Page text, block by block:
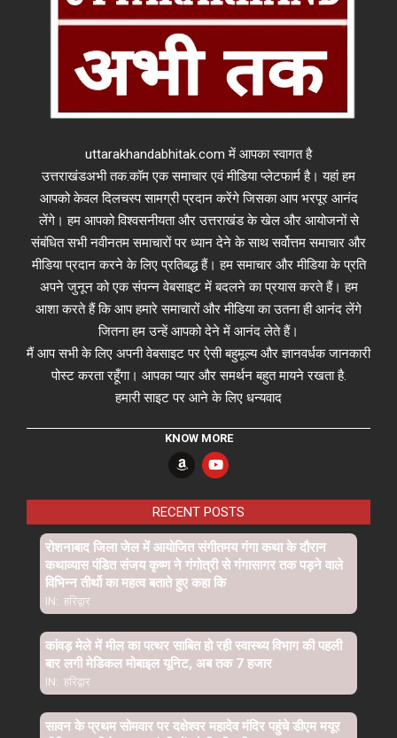
uttarakhandabhitak.com में आपका स्वागत है
उत्तराखंडअभी तक.कॉम एक समाचार एवं मीडिया प्लेटफार्म है। यहां हम
आपको केवल दिलचस्प सामग्री प्रदान करेंगे जिसका आप भरपूर आनंद
लेंगे। हम आपको विश्वसनीयता और उत्तराखंड के खेल और आयोजनों से
संबंधित सभी नवीनतम समाचारों पर ध्यान देने के साथ सर्वोत्तम समाचार और
मीडिया प्रदान करने के लिए प्रतिबद्ध हैं। हम समाचार और मीडिया के प्रति
अपने जुनून को एक संपन्न वेबसाइट में बदलने का प्रयास करते हैं। हम
आशा करते हैं कि आप हमारे समाचारों और मीडिया का उतना ही आनंद लेंगे
जितना हम उन्हें आपको देने में आनंद लेते हैं।
मैं आप सभी के लिए अपनी वेबसाइट पर ऐसी बहुमूल्य और ज्ञानवर्धक जानकारी
पोस्ट करता रहूँगा। आपका प्यार और समर्थन बहुत मायने रखता है.
हमारी साइट पर आने के लिए धन्यवाद
KNOW MORE
RECENT POSTS
रोशनाबाद जिला जेल में आयोजित संगीतमय गंगा कथा के दौरान
कथाव्यास पंडित संजय कृष्ण ने गंगोत्री से गंगासागर तक पड़ने वाले
विभिन्न तीर्थो का महत्व बताते हुए कहा कि
IN: हरिद्वार
कांवड़ मेले में मील का पत्थर साबित हो रही स्वास्थ्य विभाग की पहली
बार लगी मेडिकल मोबाइल यूनिट, अब तक 7 हजार
IN: हरिद्वार
सावन के प्रथम सोमवार पर दक्षेश्वर महादेव मंदिर पहुंचे डीएम मयूर